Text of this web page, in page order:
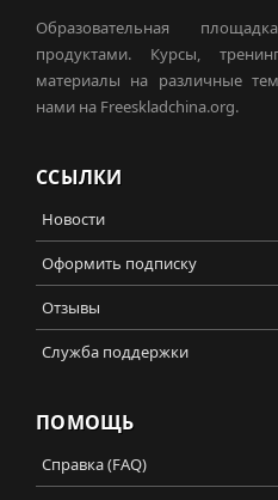
Образовательная
продуктами. Курсы,
материалы на различные
нами на Freeskladchina.org.
ССЫЛКИ
Новости
Оформить подписку
Отзывы
Служба поддержки
ПОМОЩЬ
Справка (FAQ)